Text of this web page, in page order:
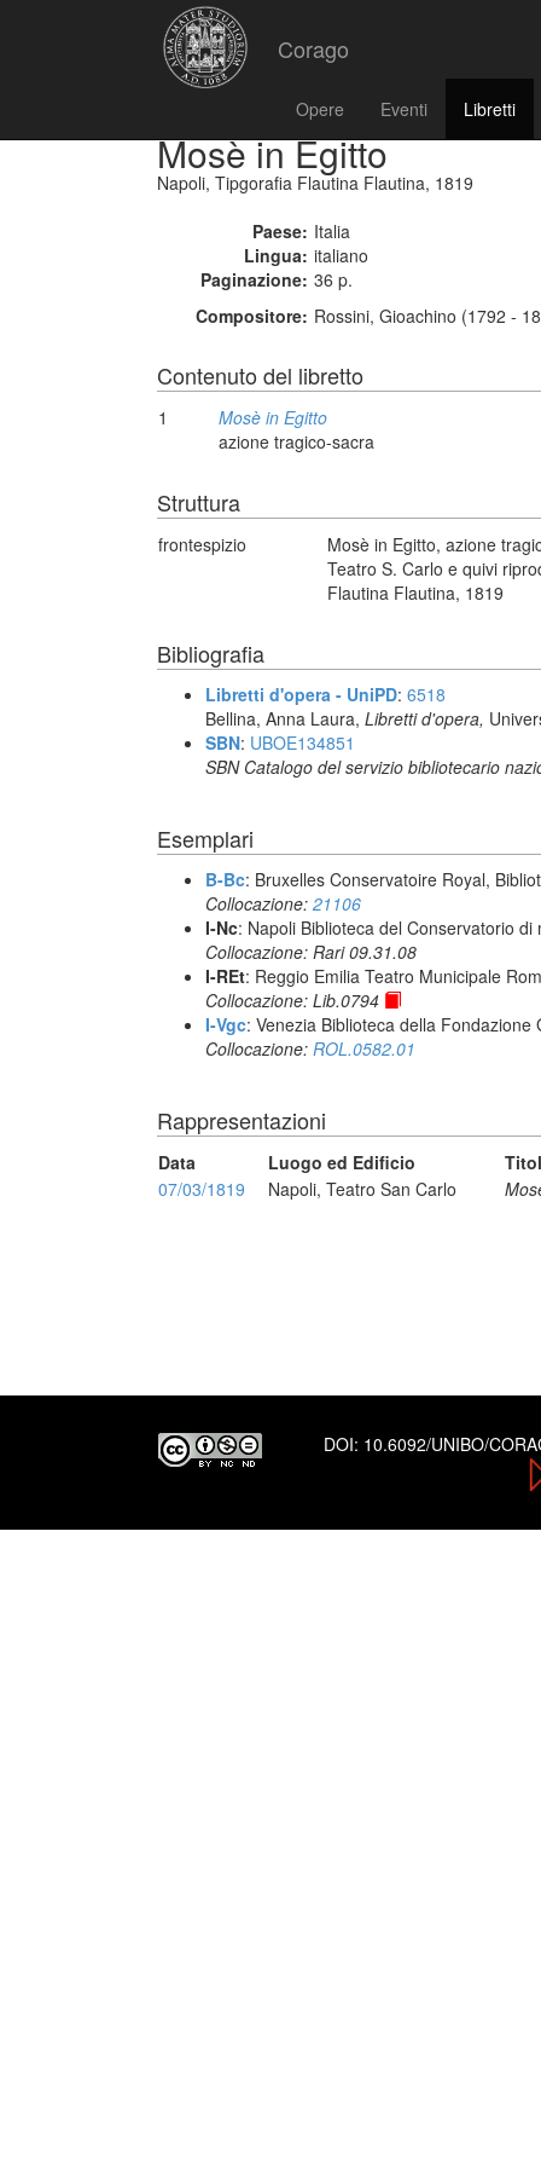
Corago
Opere Eventi Libretti
Mosè in Egitto
Napoli, Tipgorafia Flautina Flautina, 1819
Paese: Italia
Lingua: italiano
Paginazione: 36 p.
Compositore: Rossini, Gioachino (1792 -
Contenuto del libretto
1
Mosè in Egitto
azione tragico-sacra
Struttura
frontespizio
Mosè in Egitto, azione
Teatro S. Carlo e quivi
Flautina Flautina, 1819
Bibliografia
Libretti d'opera - UniPD: 6518
Bellina, Anna Laura, Libretti d'opera,
SBN: UBOE134851
SBN Catalogo del servizio bibliotecario
Esemplari
B-Bc: Bruxelles Conservatoire Royal,
Collocazione: 21106
I-Nc: Napoli Biblioteca del Conservatorio
Collocazione: Rari 09.31.08
I-REt: Reggio Emilia Teatro Municipale
Collocazione: Lib.0794
I-Vgc: Venezia Biblioteca della Fondazione
Collocazione: ROL.0582.01
Rappresentazioni
Data Luogo ed Edificio
07/03/1819
Napoli, Teatro San Carlo
DOI: 10.6092/UNIBO/